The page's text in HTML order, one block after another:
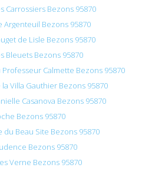
Carrossiers Bezons 95870
Bezons 95870
de Lisle Bezons 95870
Bleuets Bezons 95870
Calmette Bezons 95870
Villa Gauthier Bezons 95870
Casanova Bezons 95870
Bezons 95870
Beau Site Bezons 95870
Bezons 95870
Verne Bezons 95870